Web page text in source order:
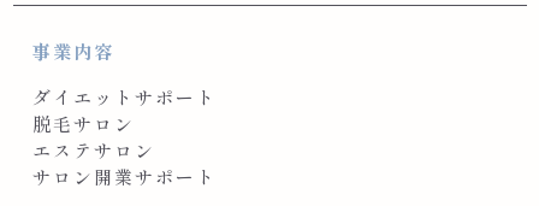
事業内容
ダイエットサポート
脱毛サロン
エステサロン
サロン開業サポート